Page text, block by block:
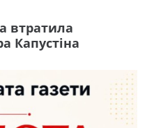
втратила
Капустіна